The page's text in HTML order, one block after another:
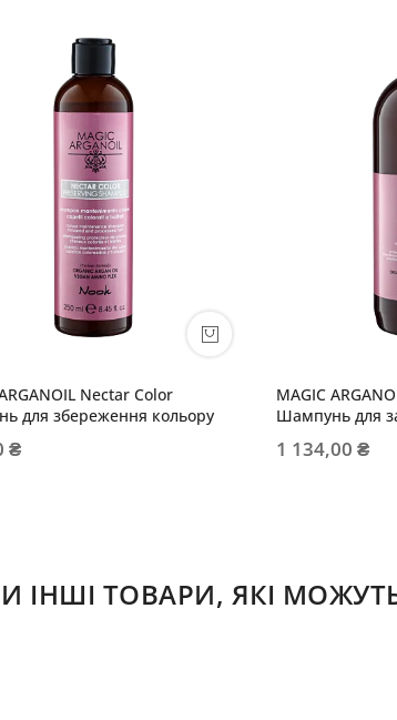
Nectar Color
для збереження кольору
₴
MAGIC
Шампунь для
1 134,00 ₴
ІНШІ ТОВАРИ, ЯКІ